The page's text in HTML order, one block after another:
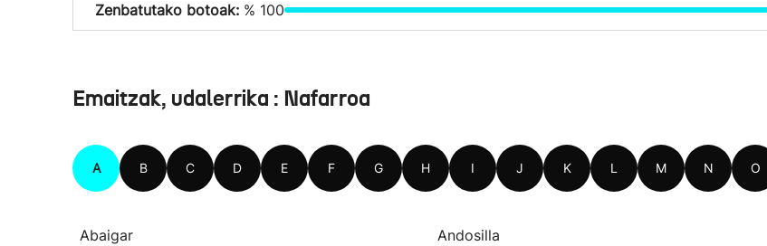
Zenbatutako botoak: % 100
Emaitzak, udalerrika : Nafarroa
A B C D E F G H I J K L M N O
Abaigar Andosilla